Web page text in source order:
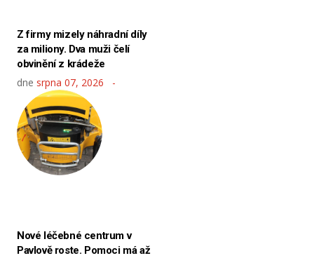
Z firmy mizely náhradní díly
za miliony. Dva muži čelí
obvinění z krádeže
dne srpna 07, 2026
Nové léčebné centrum v
Pavlově roste. Pomoci má až